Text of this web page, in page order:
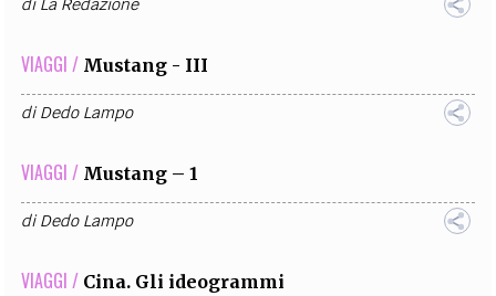
diLa Redazione
VIAGGI / Mustang - III
diDedo Lampo
VIAGGI / Mustang – 1
diDedo Lampo
VIAGGI / Cina. Gli ideogrammi